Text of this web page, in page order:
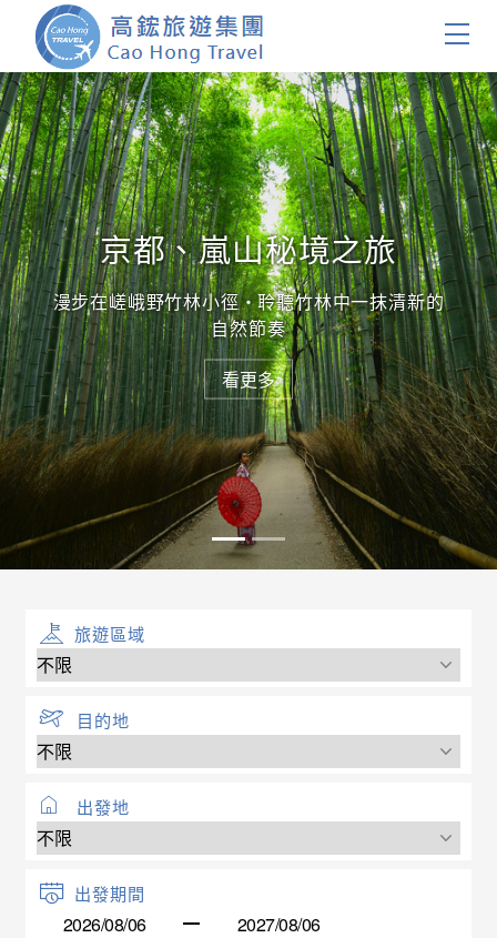
首頁
團體旅遊
國內旅遊
證件簽證
關於我們
客製服務
會員登入
京都、嵐山秘境之旅
漫步在嵯峨野竹林小徑・聆聽竹林中一抹清新的
自然節奏
看更多
看更多
旅遊區域
目的地
出發地
出發期間